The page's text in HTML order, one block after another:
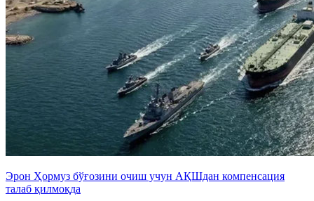
Эрон Ҳормуз бўғозини очиш учун АҚШдан компенсация
талаб қилмоқда